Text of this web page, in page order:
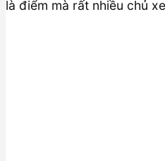
là điểm mà rất nhiều chủ